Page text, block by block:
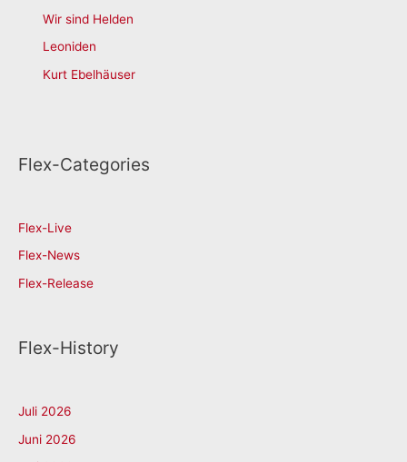
Wir sind Helden
Leoniden
Kurt Ebelhäuser
Flex-Categories
Flex-Live
Flex-News
Flex-Release
Flex-History
Juli 2026
Juni 2026